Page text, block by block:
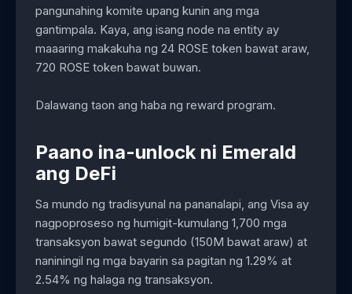
pangunahing komite upang kunin ang mga
gantimpala. Kaya, ang isang node na entity ay
maaaring makakuha ng 24 ROSE token bawat araw,
720 ROSE token bawat buwan.
Dalawang taon ang haba ng reward program.
Paano ina-unlock ni Emerald
ang DeFi
Sa mundo ng tradisyunal na pananalapi, ang Visa ay
nagpoproseso ng humigit-kumulang 1,700 mga
transaksyon bawat segundo (150M bawat araw) at
naniningil ng mga bayarin sa pagitan ng 1.29% at
2.54% ng halaga ng transaksyon.